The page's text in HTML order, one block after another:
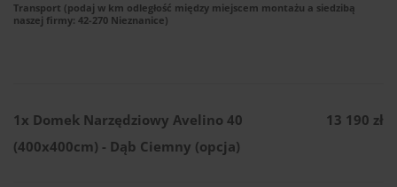
Transport (podaj w km odległość między miejscem montażu a siedzibą
naszej firmy: 42-270 Nieznanice)
1x Domek Narzędziowy Avelino 40
(400x400cm) - Dąb Ciemny (opcja)
13 190 zł